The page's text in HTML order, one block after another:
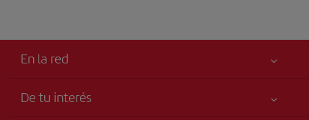
En la red
De tu interés